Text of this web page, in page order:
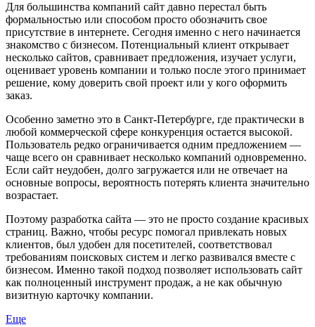
Для большинства компаний сайт давно перестал быть
формальностью или способом просто обозначить свое
присутствие в интернете. Сегодня именно с него начинается
знакомство с бизнесом. Потенциальный клиент открывает
несколько сайтов, сравнивает предложения, изучает услуги,
оценивает уровень компании и только после этого принимает
решение, кому доверить свой проект или у кого оформить
заказ.
Особенно заметно это в Санкт-Петербурге, где практически в
любой коммерческой сфере конкуренция остается высокой.
Пользователь редко ограничивается одним предложением —
чаще всего он сравнивает несколько компаний одновременно.
Если сайт неудобен, долго загружается или не отвечает на
основные вопросы, вероятность потерять клиента значительно
возрастает.
Поэтому разработка сайта — это не просто создание красивых
страниц. Важно, чтобы ресурс помогал привлекать новых
клиентов, был удобен для посетителей, соответствовал
требованиям поисковых систем и легко развивался вместе с
бизнесом. Именно такой подход позволяет использовать сайт
как полноценный инструмент продаж, а не как обычную
визитную карточку компании.
Еще